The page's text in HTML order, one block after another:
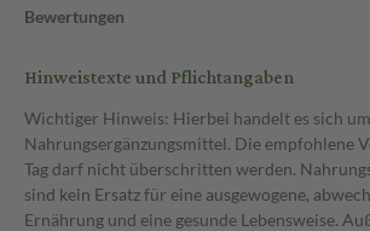
Bewertungen
Hinweistexte und Pflichtangaben
Wichtiger Hinweis: Hierbei handelt es sich
Nahrungsergänzungsmittel. Die empfohlene
Tag darf nicht überschritten werden.
sind kein Ersatz für eine ausgewogene,
Ernährung und eine gesunde Lebensweise.